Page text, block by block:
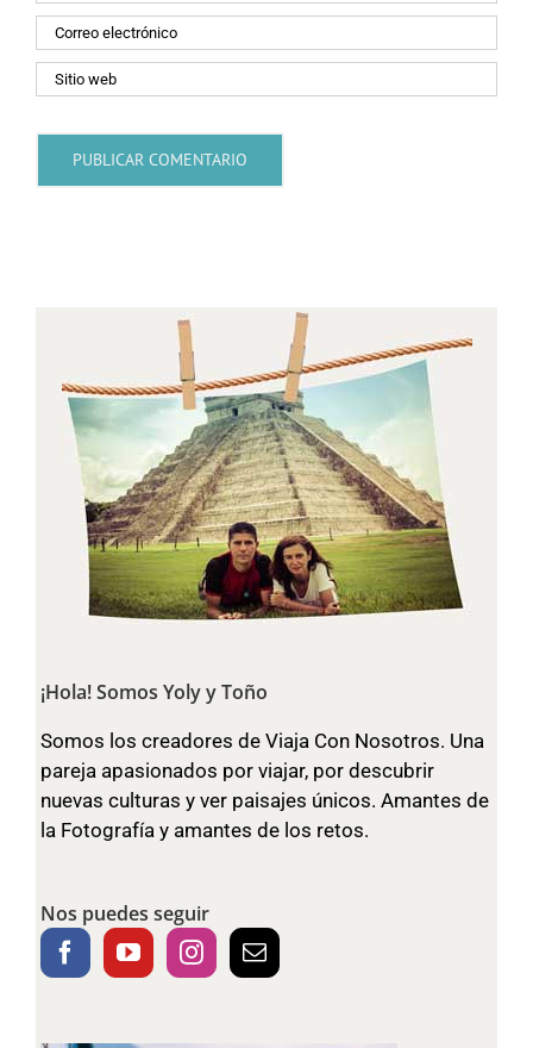
¡Hola! Somos Yoly y Toño
Somos los creadores de Viaja Con Nosotros. Una
pareja apasionados por viajar, por descubrir
nuevas culturas y ver paisajes únicos. Amantes de
la Fotografía y amantes de los retos.
Nos puedes seguir